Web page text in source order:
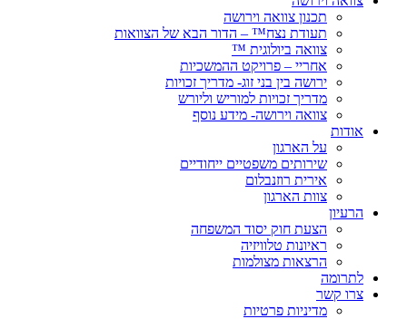
תכנון צוואה וירושה
תעודת נצח™ – הדור הבא של הצוואות
צוואה ביולוגית ™
אחריי – פרויקט ההמשכיות
ירושה בין בני זוג- מדריך זכויות
מדריך זכויות למוריש וליורש
צוואה וירושה- מידע נוסף
אודות
על הארגון
שירותים משפטיים ייחודיים
אירית רוזנבלום
צוות הארגון
הרעיון
הצעת חוק יסוד המשפחה
ראיונות טלוויזיה
הרצאות מצולמות
לתרומה
צרו קשר
מדיניות פרטיות